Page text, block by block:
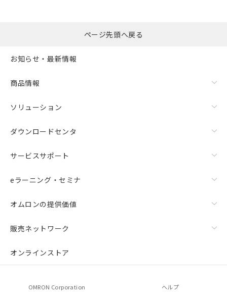
ページ先頭へ戻る
お知らせ・最新情報
商品情報
ソリューション
ダウンロードセンタ
サービスサポート
eラーニング・セミナ
オムロンの提供価値
販売ネットワーク
オンラインストア
OMRON Corporation ヘルプ